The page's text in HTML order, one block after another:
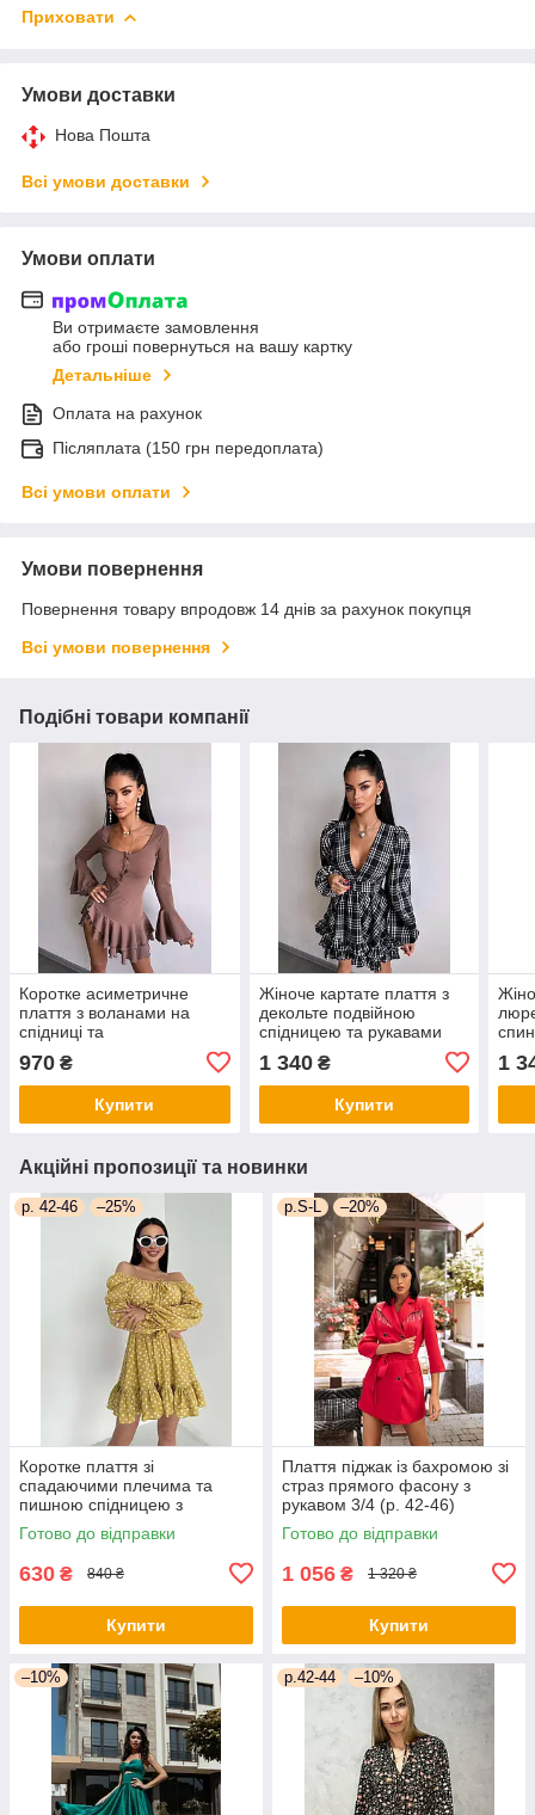
Приховати
Умови доставки
Нова Пошта
Всі умови доставки
Умови оплати
Ви отримаєте замовлення
або гроші повернуться на вашу картку
Детальніше
Оплата на рахунок
Післяплата (150 грн передоплата)
Всі умови оплати
Умови повернення
Повернення товару впродовж 14 днів за рахунок покупця
Всі умови повернення
Подібні товари компанії
Коротке асиметричне
плаття з воланами на
спідниці та
розкльошеними рукавами
(р. S, M) 66py6058Е
970 ₴
Купити
Жіноче картате плаття з
декольте подвійною
спідницею та рукавами
66py6127Е
1 340₴
Купити
1
Акційні пропозиції та новинки
р. 42-46 –25%
Коротке плаття зі
спадаючими плечима та
пишною спідницею з
воланом (р. 42-46)
66py5272Qr
Готово до відправки
630 ₴ 840 ₴
Купити
р.S-L –20%
Плаття піджак із бахромою зі
страз прямого фасону з
рукавом 3/4 (р. 42-46)
66py2050Qr
Готово до відправки
1 056 ₴ 1 320 ₴
Купити
–10% р.42-44 –10%